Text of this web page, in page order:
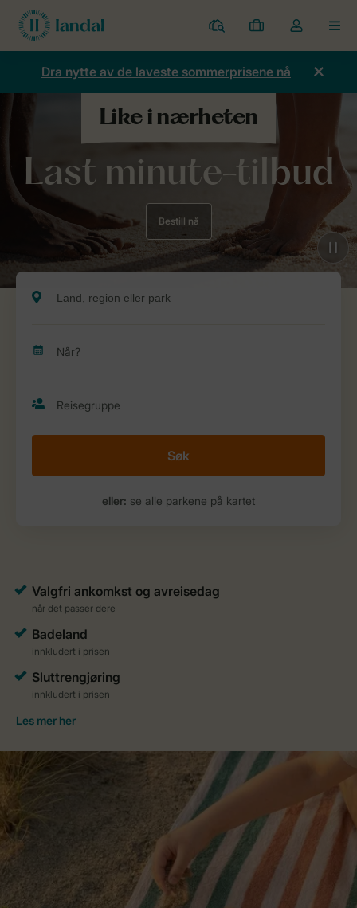
Parker
Mine
bestillinger
Toggle
the
my
Dra nytte av de laveste sommerprisene nå
Last minute-tilbud
Bestill nå
Søk
eller: se alle parkene på kartet